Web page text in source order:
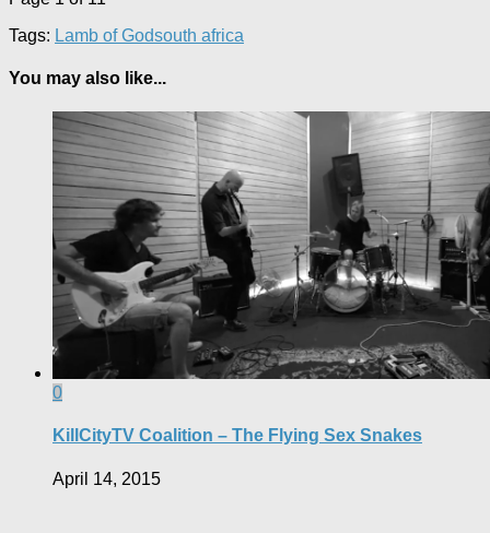
Tags: Lamb of Godsouth africa
You may also like...
0
KillCityTV Coalition – The Flying Sex Snakes
April 14, 2015